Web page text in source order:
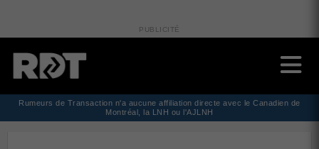
PUBLICITÉ
Rumeurs de Transaction n'a aucune affiliation directe avec le Canadien de
Montréal, la LNH ou l'AJLNH